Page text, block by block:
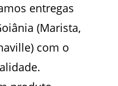
entregas
(Marista,
com o